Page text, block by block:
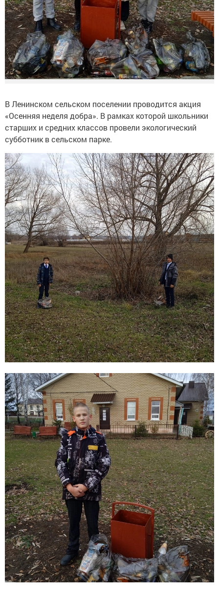
В Ленинском сельском поселении проводится акция
«Осенняя неделя добра». В рамках которой школьники
старших и средних классов провели экологический
субботник в сельском парке.